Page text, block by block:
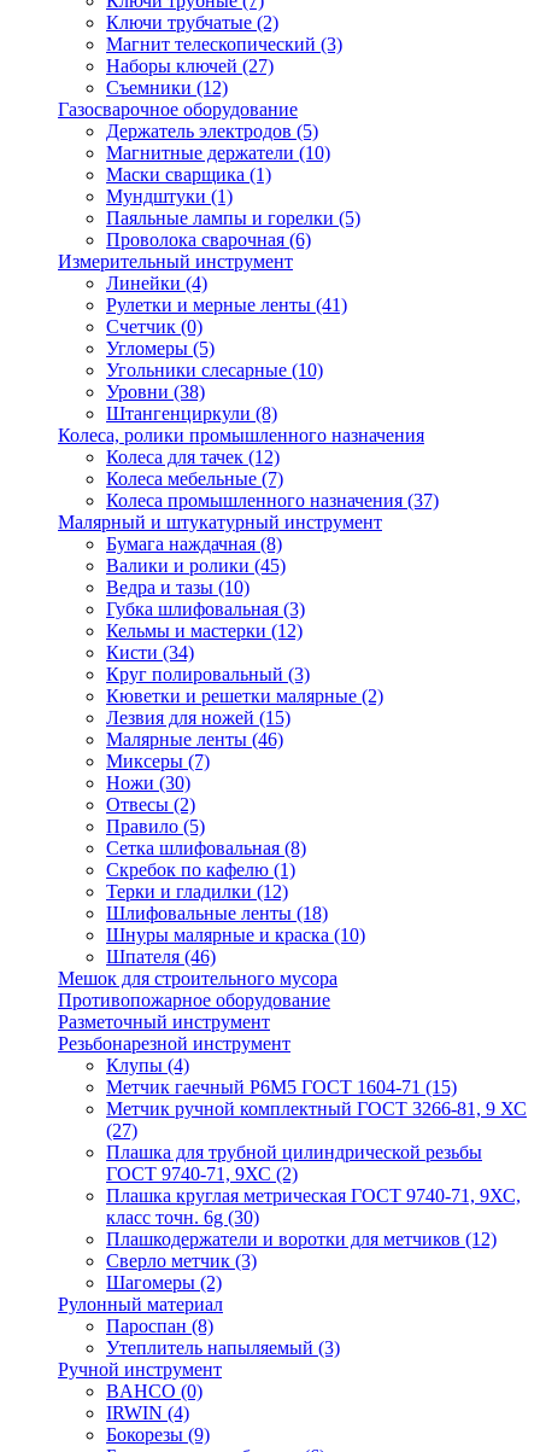
Ключи трубчатые (2)
Магнит телескопический (3)
Наборы ключей (27)
Съемники (12)
Газосварочное оборудование
Держатель электродов (5)
Магнитные держатели (10)
Маски сварщика (1)
Мундштуки (1)
Паяльные лампы и горелки (5)
Проволока сварочная (6)
Измерительный инструмент
Линейки (4)
Рулетки и мерные ленты (41)
Счетчик (0)
Угломеры (5)
Угольники слесарные (10)
Уровни (38)
Штангенциркули (8)
Колеса, ролики промышленного назначения
Колеса для тачек (12)
Колеса мебельные (7)
Колеса промышленного назначения (37)
Малярный и штукатурный инструмент
Бумага наждачная (8)
Валики и ролики (45)
Ведра и тазы (10)
Губка шлифовальная (3)
Кельмы и мастерки (12)
Кисти (34)
Круг полировальный (3)
Кюветки и решетки малярные (2)
Лезвия для ножей (15)
Малярные ленты (46)
Миксеры (7)
Ножи (30)
Отвесы (2)
Правило (5)
Сетка шлифовальная (8)
Скребок по кафелю (1)
Терки и гладилки (12)
Шлифовальные ленты (18)
Шнуры малярные и краска (10)
Шпателя (46)
Мешок для строительного мусора
Противопожарное оборудование
Разметочный инструмент
Резьбонарезной инструмент
Клупы (4)
Метчик гаечный Р6М5 ГОСТ 1604-71 (15)
Метчик ручной комплектный ГОСТ 3266-81, 9 ХС
(27)
Плашка для трубной цилиндрической резьбы
ГОСТ 9740-71, 9ХС (2)
Плашка круглая метрическая ГОСТ 9740-71, 9ХС,
класс точн. 6g (30)
Плашкодержатели и воротки для метчиков (12)
Сверло метчик (3)
Шагомеры (2)
Рулонный материал
Пароспан (8)
Утеплитель напыляемый (3)
Ручной инструмент
BAHCO (0)
IRWIN (4)
Бокорезы (9)